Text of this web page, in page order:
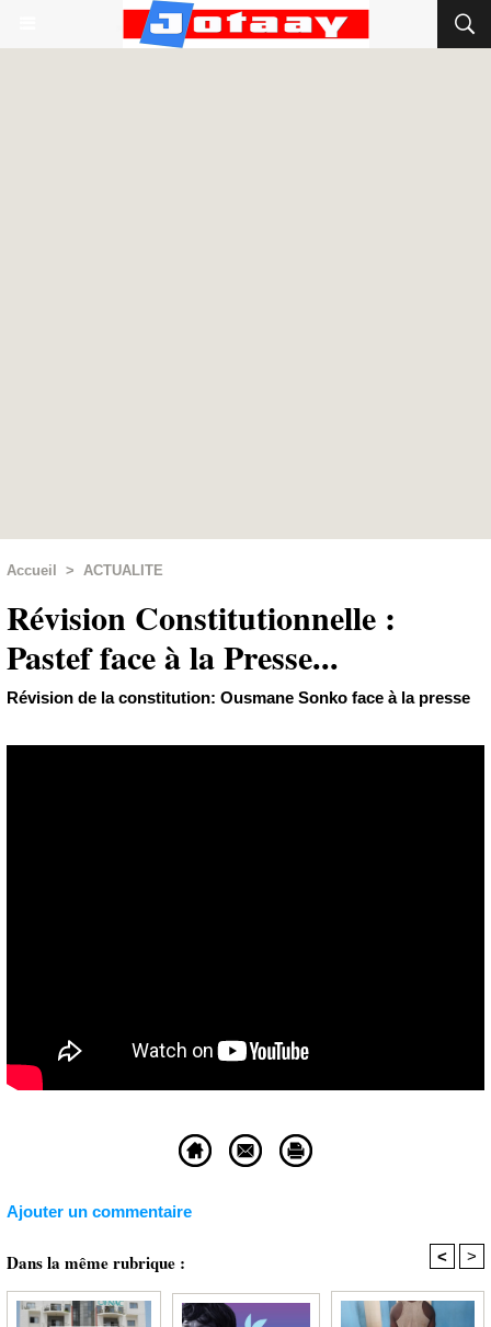
Accueil > ACTUALITE
Révision Constitutionnelle :
Pastef face à la Presse...
Révision de la constitution: Ousmane Sonko face à la presse
Ajouter un commentaire
Dans la même rubrique : < >